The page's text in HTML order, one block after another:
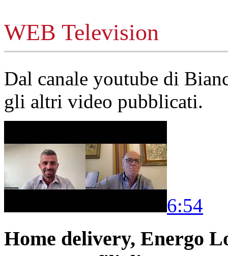
WEB Television
Dal canale youtube di
gli altri video pubblicati.
6:54
Home delivery, Energo